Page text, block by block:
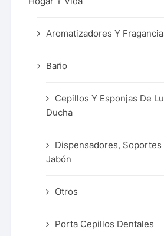
Aromatizadores Y
Baño
Cepillos Y Esponjas De
Ducha
Dispensadores, Soportes
Jabón
Otros
Porta Cepillos Dentales